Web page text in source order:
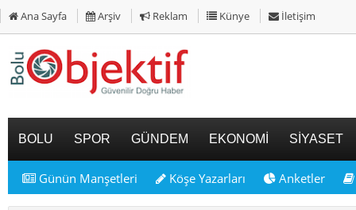
Ana Sayfa Arşiv Reklam Künye İletişim
BOLU SPOR GÜNDEM EKONOMİ SİYASET
Günün Manşetleri Köşe Yazarları Anketler